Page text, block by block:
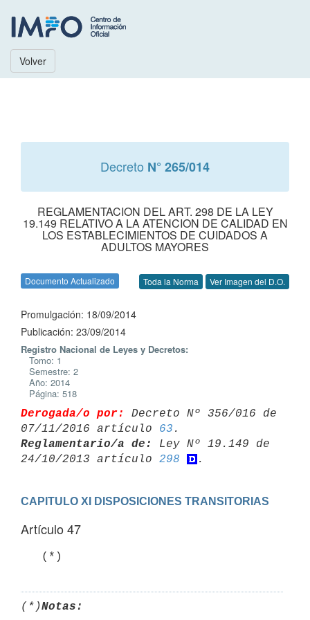
Volver
Decreto N° 265/014
REGLAMENTACION DEL ART. 298 DE LA LEY
19.149 RELATIVO A LA ATENCION DE CALIDAD EN
LOS ESTABLECIMIENTOS DE CUIDADOS A
ADULTOS MAYORES
Documento Actualizado Toda la Norma Ver Imagen del D.O.
Promulgación: 18/09/2014
Publicación: 23/09/2014
Registro Nacional de Leyes y Decretos:
Tomo: 1
Semestre: 2
Año: 2014
Página: 518
Derogada/o por:
Decreto Nº 356/016 de
07/11/2016 artículo 63
Reglamentario/a de:
Ley Nº 19.149 de
24/10/2013 artículo 298
CAPITULO XI DISPOSICIONES TRANSITORIAS
Artículo 47
   (*)
(*)Notas: